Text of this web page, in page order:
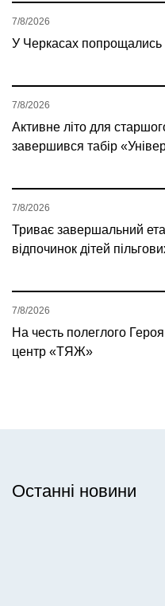
У Черкасах попрощались
7/8/2026
Активне літо для
завершився табір
7/8/2026
Триває завершальний
відпочинок дітей
7/8/2026
На честь полеглого
центр «ТЯЖ»
7/8/2026
Останні новини